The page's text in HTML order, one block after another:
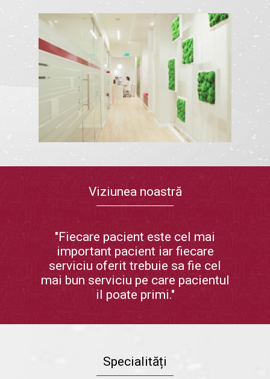
Viziunea noastră
"Fiecare pacient este cel mai
important pacient iar fiecare
serviciu oferit trebuie sa fie cel
mai bun serviciu pe care pacientul
il poate primi."
Specialități